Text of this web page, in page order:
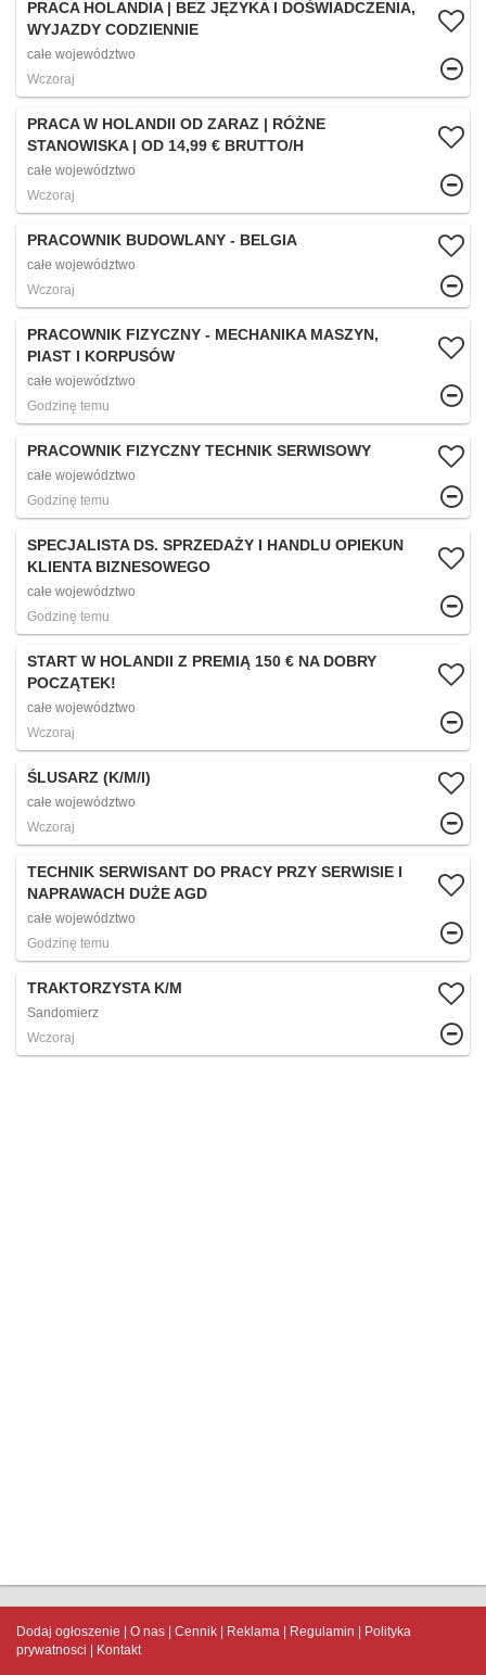
PRACA HOLANDIA | BEZ JĘZYKA I DOŚWIADCZENIA,
WYJAZDY CODZIENNIE
całe województwo
Wczoraj
PRACA W HOLANDII OD ZARAZ | RÓŻNE
STANOWISKA | OD 14,99 € BRUTTO/H
całe województwo
Wczoraj
PRACOWNIK BUDOWLANY - BELGIA
całe województwo
Wczoraj
PRACOWNIK FIZYCZNY - MECHANIKA MASZYN,
PIAST I KORPUSÓW
całe województwo
Godzinę temu
PRACOWNIK FIZYCZNY TECHNIK SERWISOWY
całe województwo
Godzinę temu
SPECJALISTA DS. SPRZEDAŻY I HANDLU OPIEKUN
KLIENTA BIZNESOWEGO
całe województwo
Godzinę temu
START W HOLANDII Z PREMIĄ 150 € NA DOBRY
POCZĄTEK!
całe województwo
Wczoraj
ŚLUSARZ (K/M/I)
całe województwo
Wczoraj
TECHNIK SERWISANT DO PRACY PRZY SERWISIE I
NAPRAWACH DUŻE AGD
całe województwo
Godzinę temu
TRAKTORZYSTA K/M
Sandomierz
Wczoraj
Dodaj ogłoszenie O nas Cennik Reklama Regulamin
Polityka
prywatnosci
Kontakt